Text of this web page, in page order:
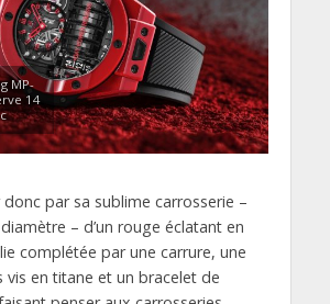
MP-
14
par sa sublime carrosserie –
– d’un rouge éclatant en
complétée par une carrure, une
vis en titane et un bracelet de